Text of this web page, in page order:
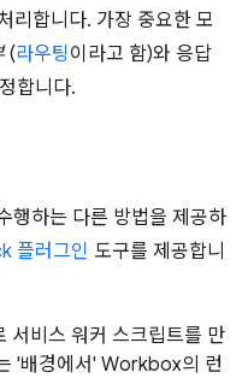
리합니다. 가장 중요한 모
(라우팅이라고 함)와 응답
합니다.
행하는 다른 방법을 제공하
플러그인 도구를 제공합니
서비스 워커 스크립트를 만
'배경에서' Workbox의 런